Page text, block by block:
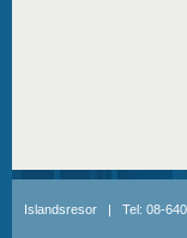
Islandsresor | Tel: 08-640